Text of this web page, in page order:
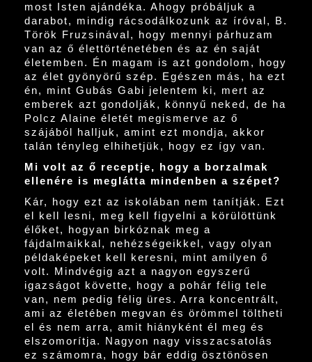
most Isten ajándéka. Ahogy próbáljuk a
darabot, mindig rácsodálkozunk az íróval, B.
Török Fruzsinával, hogy mennyi párhuzam
van az ő élettörténetében és az én saját
életemben. Én magam is azt gondolom, hogy
az élet gyönyörű szép. Egészen más, ha ezt
én, mint Gubás Gabi jelentem ki, mert az
emberek azt gondolják, könnyű neked, de ha
Polcz Alaine életét megismerve az ő
szájából halljuk, amint ezt mondja, akkor
talán tényleg elhihetjük, hogy ez így van.
Mi volt az ő receptje, hogy a borzalmak
ellenére is meglátta mindenben a szépet?
Kár, hogy ezt az iskolában nem tanítják. Ezt
el kell lesni, meg kell figyelni a körülöttünk
élőket, hogyan birkóznak meg a
fájdalmaikkal, nehézségeikkel, vagy olyan
példaképeket kell keresni, mint amilyen ő
volt. Mindvégig azt a nagyon egyszerű
igazságot követte, hogy a pohár félig tele
van, nem pedig félig üres. Arra koncentrált,
ami az életében megvan és örömmel töltheti
el és nem arra, amit hiányként él meg és
elszomorítja. Nagyon nagy visszacsatolás
ez számomra, hogy bár eddig ösztönösen